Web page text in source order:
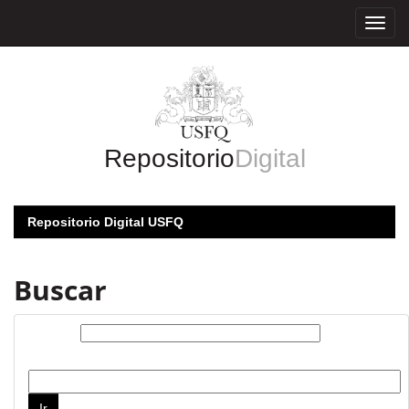
RepositorioDigital
Repositorio Digital USFQ
Buscar